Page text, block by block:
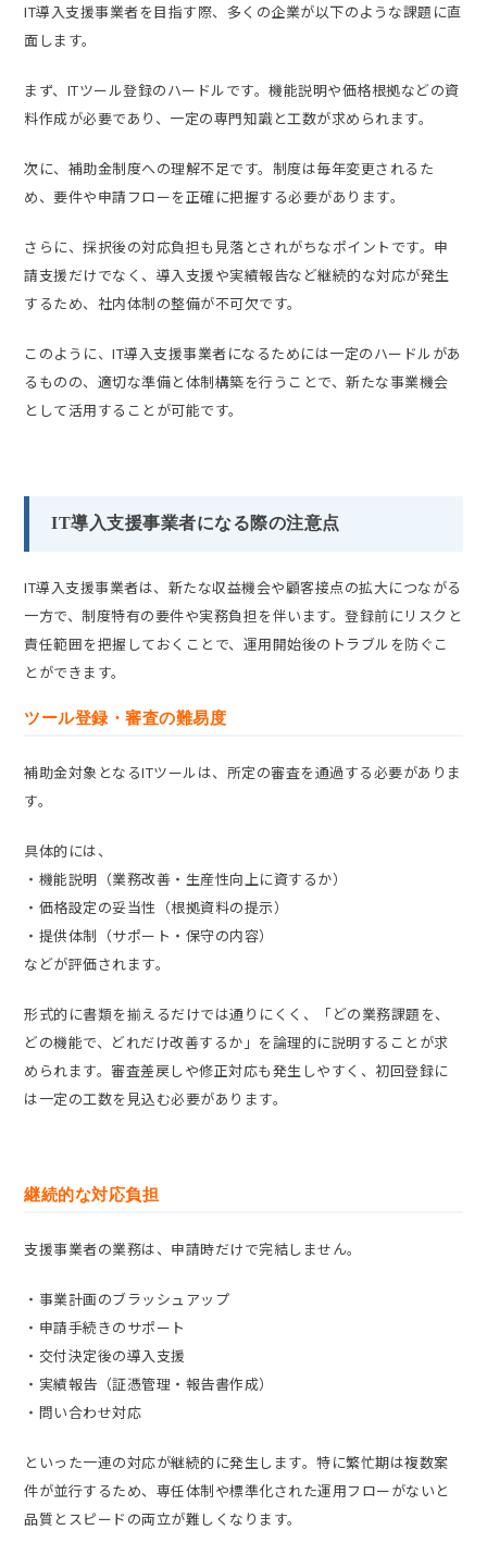
IT導入支援事業者を目指す際、多くの企業が以下のような課題に直
面します。
まず、ITツール登録のハードルです。機能説明や価格根拠などの資
料作成が必要であり、一定の専門知識と工数が求められます。
次に、補助金制度への理解不足です。制度は毎年変更されるた
め、要件や申請フローを正確に把握する必要があります。
さらに、採択後の対応負担も見落とされがちなポイントです。申
請支援だけでなく、導入支援や実績報告など継続的な対応が発生
するため、社内体制の整備が不可欠です。
このように、IT導入支援事業者になるためには一定のハードルがあ
るものの、適切な準備と体制構築を行うことで、新たな事業機会
として活用することが可能です。
IT導入支援事業者になる際の注意点
IT導入支援事業者は、新たな収益機会や顧客接点の拡大につながる
一方で、制度特有の要件や実務負担を伴います。登録前にリスクと
責任範囲を把握しておくことで、運用開始後のトラブルを防ぐこ
とができます。
ツール登録・審査の難易度
補助金対象となるITツールは、所定の審査を通過する必要がありま
す。
具体的には、
・機能説明（業務改善・生産性向上に資するか）
・価格設定の妥当性（根拠資料の提示）
・提供体制（サポート・保守の内容）
などが評価されます。
形式的に書類を揃えるだけでは通りにくく、「どの業務課題を、
どの機能で、どれだけ改善するか」を論理的に説明することが求
められます。審査差戻しや修正対応も発生しやすく、初回登録に
は一定の工数を見込む必要があります。
継続的な対応負担
支援事業者の業務は、申請時だけで完結しません。
・事業計画のブラッシュアップ
・申請手続きのサポート
・交付決定後の導入支援
・実績報告（証憑管理・報告書作成）
・問い合わせ対応
といった一連の対応が継続的に発生します。特に繁忙期は複数案
件が並行するため、専任体制や標準化された運用フローがないと
品質とスピードの両立が難しくなります。